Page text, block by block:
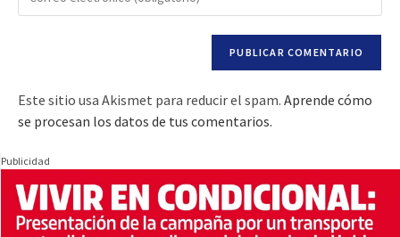
Este sitio usa Akismet para reducir el spam. Aprende cómo
se procesan los datos de tus comentarios.
Publicidad